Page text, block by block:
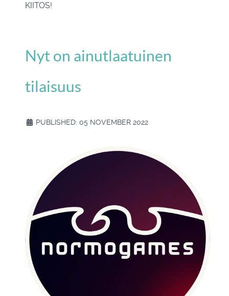
KIITOS!
Nyt on ainutlaatuinen
tilaisuus
PUBLISHED: 05 NOVEMBER 2022